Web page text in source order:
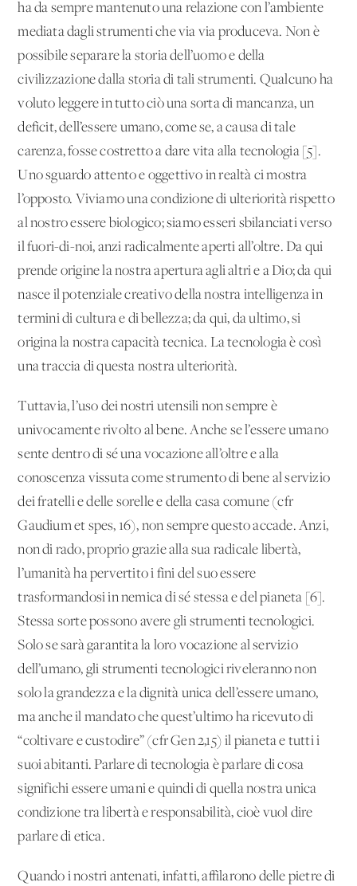
ha da sempre mantenuto una relazione con l’ambiente
mediata dagli strumenti che via via produceva. Non è
possibile separare la storia dell’uomo e della
civilizzazione dalla storia di tali strumenti. Qualcuno ha
voluto leggere in tutto ciò una sorta di mancanza, un
deficit, dell’essere umano, come se, a causa di tale
carenza, fosse costretto a dare vita alla tecnologia [5].
Uno sguardo attento e oggettivo in realtà ci mostra
l’opposto. Viviamo una condizione di ulteriorità rispetto
al nostro essere biologico; siamo esseri sbilanciati verso
il fuori-di-noi, anzi radicalmente aperti all’oltre. Da qui
prende origine la nostra apertura agli altri e a Dio; da qui
nasce il potenziale creativo della nostra intelligenza in
termini di cultura e di bellezza; da qui, da ultimo, si
origina la nostra capacità tecnica. La tecnologia è così
una traccia di questa nostra ulteriorità.
Tuttavia, l’uso dei nostri utensili non sempre è
univocamente rivolto al bene. Anche se l’essere umano
sente dentro di sé una vocazione all’oltre e alla
conoscenza vissuta come strumento di bene al servizio
dei fratelli e delle sorelle e della casa comune (cfr
Gaudium et spes, 16), non sempre questo accade. Anzi,
non di rado, proprio grazie alla sua radicale libertà,
l’umanità ha pervertito i fini del suo essere
trasformandosi in nemica di sé stessa e del pianeta [6].
Stessa sorte possono avere gli strumenti tecnologici.
Solo se sarà garantita la loro vocazione al servizio
dell’umano, gli strumenti tecnologici riveleranno non
solo la grandezza e la dignità unica dell’essere umano,
ma anche il mandato che quest’ultimo ha ricevuto di
“coltivare e custodire” (cfr Gen 2,15) il pianeta e tutti i
suoi abitanti. Parlare di tecnologia è parlare di cosa
significhi essere umani e quindi di quella nostra unica
condizione tra libertà e responsabilità, cioè vuol dire
parlare di etica.
Quando i nostri antenati, infatti, affilarono delle pietre di